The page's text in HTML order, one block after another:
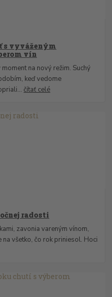
s vyváženým
vín
na nový režim. Suchý
keď vedome
čítať celé
radosti
zavonia vareným vínom,
všetko, čo rok priniesol. Hoci